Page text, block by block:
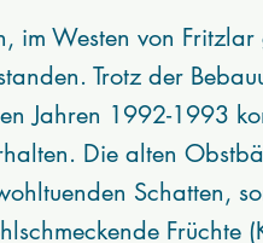
im Westen von
Trotz der
Jahren 1992-1993
Die alten
Schatten,
Früchte